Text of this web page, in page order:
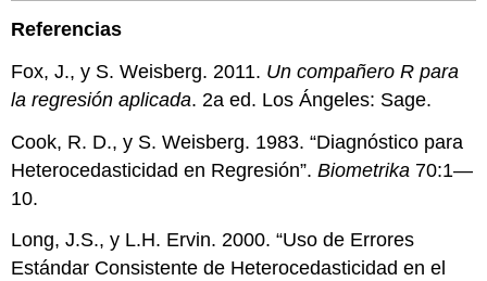
Referencias
Fox, J., y S. Weisberg. 2011. Un compañero R para
la regresión aplicada. 2a ed. Los Ángeles: Sage.
Cook, R. D., y S. Weisberg. 1983. “Diagnóstico para
Heterocedasticidad en Regresión”.Biometrika 70:1—
10.
Long, J.S., y L.H. Ervin. 2000. “Uso de Errores
Estándar Consistente de Heterocedasticidad en el